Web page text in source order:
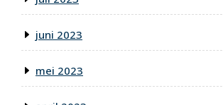
juni 2023
mei 2023